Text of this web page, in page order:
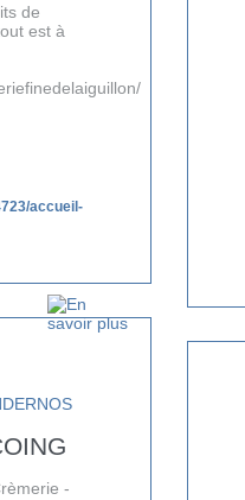
de
est à
accueil-
-